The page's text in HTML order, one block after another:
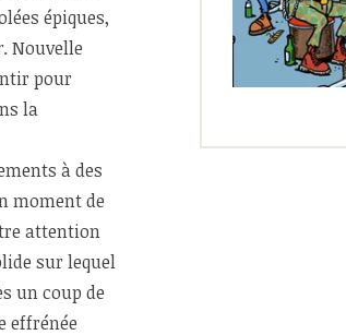
épiques,
. Nouvelle
pour
la
à des
moment de
attention
sur lequel
un coup de
effrénée